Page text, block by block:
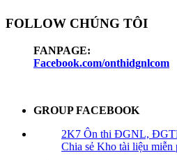
FOLLOW CHÚNG TÔI
FANPAGE:
Facebook.com/onthidgnlcom
GROUP FACEBOOK
2K7 Ôn thi ĐGNL,
Chia sẻ Kho tài liệu miễn